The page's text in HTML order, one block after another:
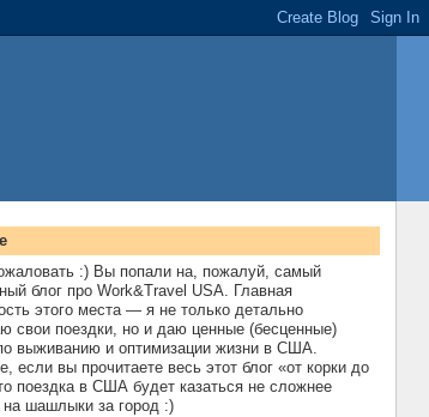
:) Вы попали на, пожалуй, самый
блог про Work&Travel USA. Главная
этого места — я не только детально
свои поездки, но и даю ценные (бесценные)
выживанию и оптимизации жизни в США.
если вы прочитаете весь этот блог «от корки до
поездка в США будет казаться не сложнее
на шашлыки за город :)